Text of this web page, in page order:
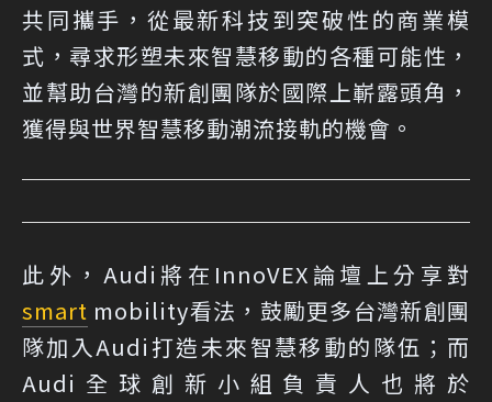
共同攜手，從最新科技到突破性的商業模
式，尋求形塑未來智慧移動的各種可能性，
並幫助台灣的新創團隊於國際上嶄露頭角，
獲得與世界智慧移動潮流接軌的機會。
此外，Audi將在InnoVEX論壇上分享對
smart mobility看法，鼓勵更多台灣新創團
隊加入Audi打造未來智慧移動的隊伍；而
Audi全球創新小組負責人也將於